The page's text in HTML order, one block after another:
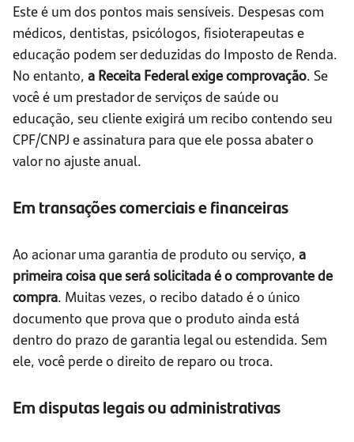
Este é um dos pontos mais sensíveis. Despesas com
médicos, dentistas, psicólogos, fisioterapeutas e
educação podem ser deduzidas do Imposto de Renda.
No entanto, a Receita Federal exige comprovação. Se
você é um prestador de serviços de saúde ou
educação, seu cliente exigirá um recibo contendo seu
CPF/CNPJ e assinatura para que ele possa abater o
valor no ajuste anual.
Em transações comerciais e financeiras
Ao acionar uma garantia de produto ou serviço, a
primeira coisa que será solicitada é o comprovante de
compra. Muitas vezes, o recibo datado é o único
documento que prova que o produto ainda está
dentro do prazo de garantia legal ou estendida. Sem
ele, você perde o direito de reparo ou troca.
Em disputas legais ou administrativas